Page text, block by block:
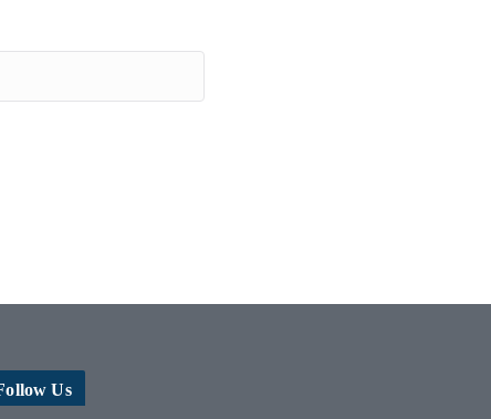
Us